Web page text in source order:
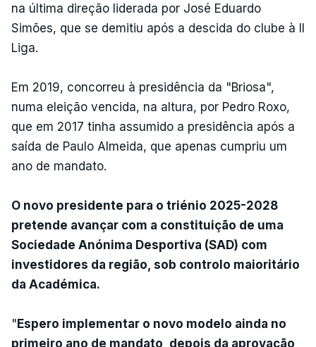
na última direção liderada por José Eduardo
Simões, que se demitiu após a descida do clube à II
Liga.
Em 2019, concorreu à presidência da "Briosa",
numa eleição vencida, na altura, por Pedro Roxo,
que em 2017 tinha assumido a presidência após a
saída de Paulo Almeida, que apenas cumpriu um
ano de mandato.
O novo presidente para o triénio 2025-2028
pretende avançar com a constituição de uma
Sociedade Anónima Desportiva (SAD) com
investidores da região, sob controlo maioritário
da Académica.
"Espero implementar o novo modelo ainda no
primeiro ano de mandato, depois da aprovação